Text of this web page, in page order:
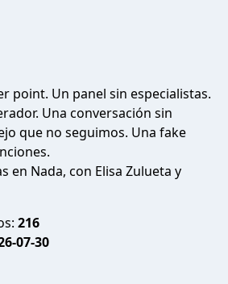
point. Un panel sin especialistas.
Una conversación sin
que no seguimos. Una fake
en Nada, con Elisa Zulueta y
216
07-30